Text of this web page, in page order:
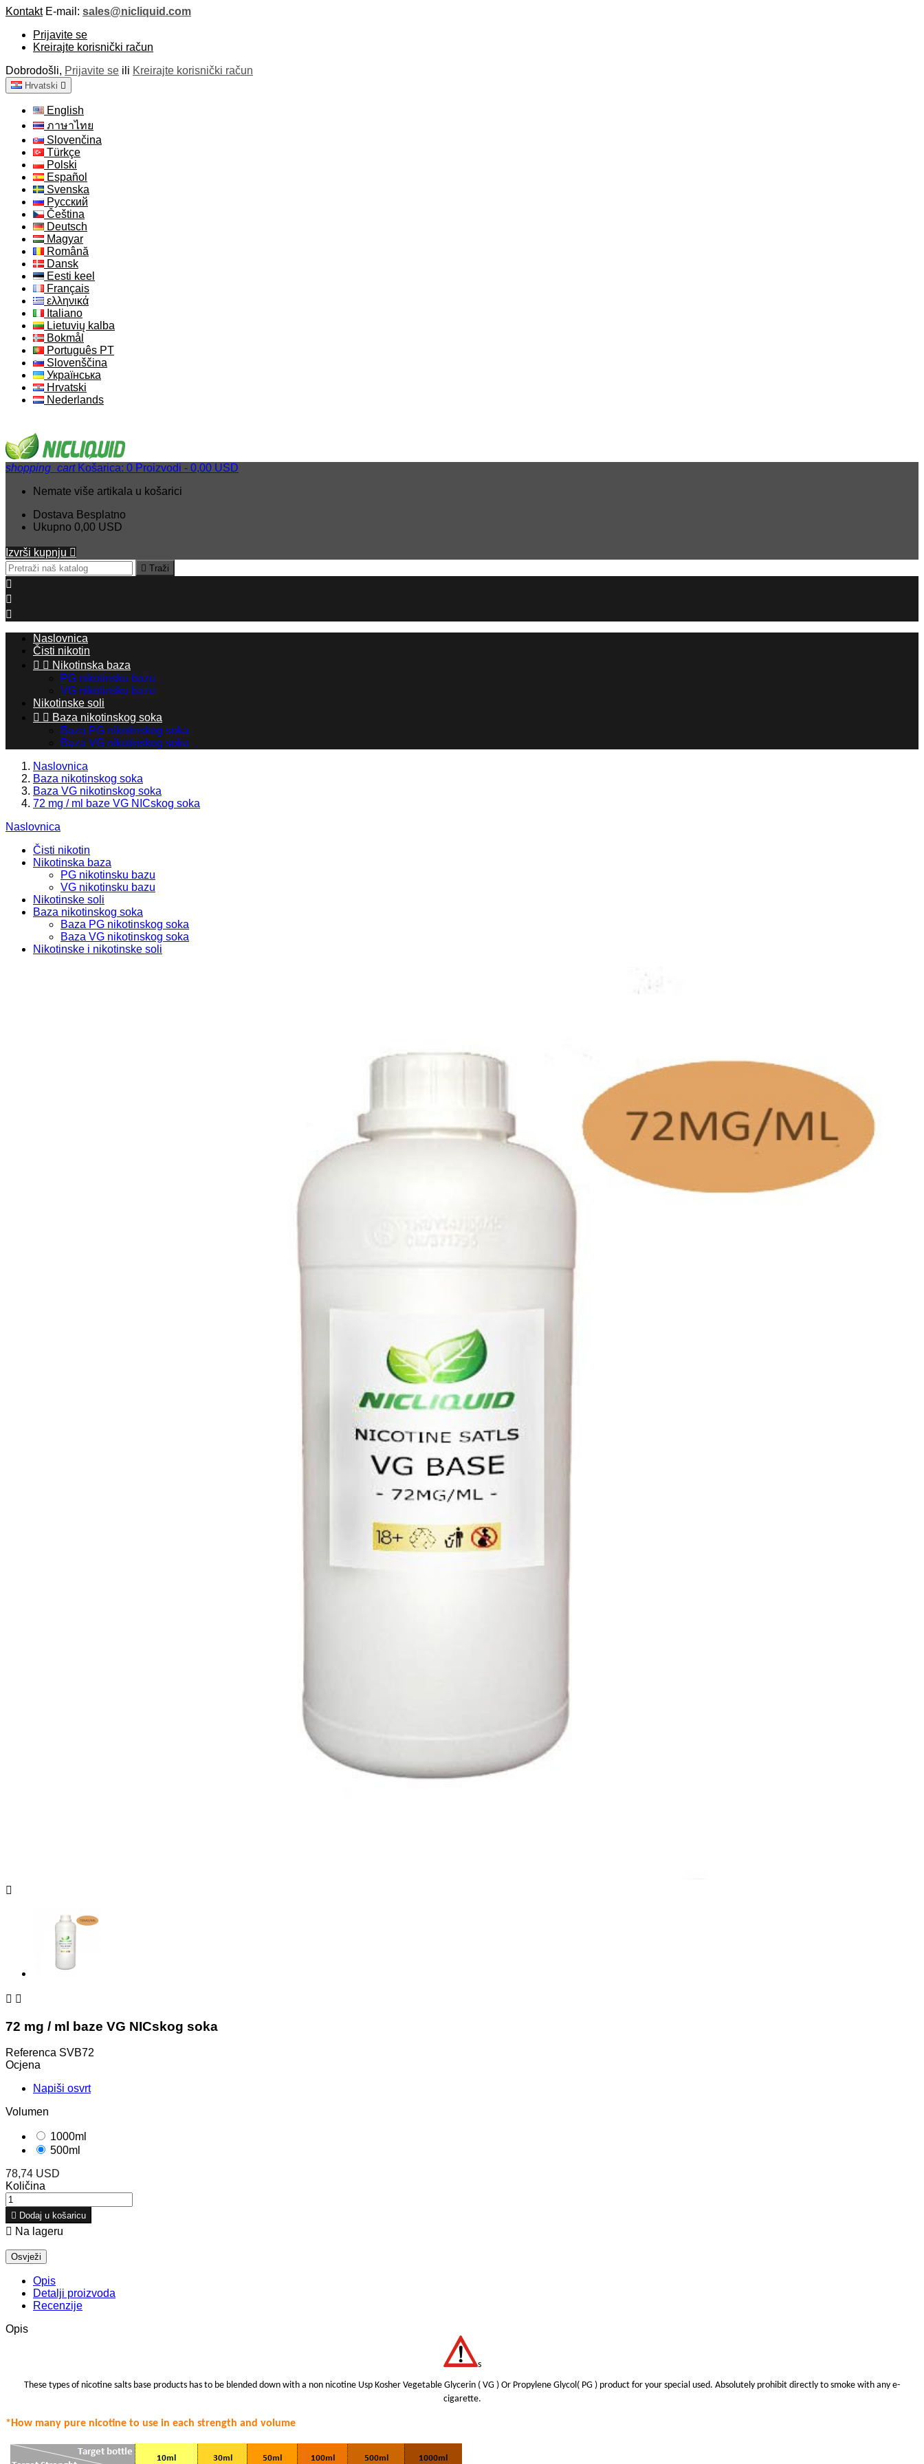
Kontakt E-mail: sales@nicliquid.com
Prijavite se
Kreirajte korisnički račun
Dobrodošli, Prijavite se ili Kreirajte korisnički račun
Hrvatski 
English
ภาษาไทย
Slovenčina
Türkçe
Polski
Español
Svenska
Русский
Čeština
Deutsch
Magyar
Română
Dansk
Eesti keel
Français
ελληνικά
Italiano
Lietuvių kalba
Bokmål
Português PT
Slovenščina
Українська
Hrvatski
Nederlands
shopping_cart Košarica: 0 Proizvodi - 0,00 USD
Nemate više artikala u košarici
Dostava Besplatno
Ukupno 0,00 USD
Izvrši kupnju 
 Traži



Naslovnica
Čisti nikotin
  Nikotinska baza
PG nikotinsku bazu
VG nikotinsku bazu
Nikotinske soli
  Baza nikotinskog soka
Baza PG nikotinskog soka
Baza VG nikotinskog soka
Naslovnica
Baza nikotinskog soka
Baza VG nikotinskog soka
72 mg / ml baze VG NICskog soka
Naslovnica
Čisti nikotin
Nikotinska baza
PG nikotinsku bazu
VG nikotinsku bazu
Nikotinske soli
Baza nikotinskog soka
Baza PG nikotinskog soka
Baza VG nikotinskog soka
Nikotinske i nikotinske soli

 
72 mg / ml baze VG NICskog soka
Referenca SVB72
Ocjena
Napiši osvrt
Volumen
1000ml
500ml
78,74 USD
Količina
 Dodaj u košaricu
 Na lageru
Opis
Detalji proizvoda
Recenzije
Opis
s
These types of nicotine salts base products has to be blended down with a non nicotine Usp Kosher Vegetable Glycerin ( VG ) Or Propylene Glycol( PG ) product for your special used. Absolutely prohibit directly to smoke with any e-
cigarette.
*How many pure nicotine to use in each strength and volume